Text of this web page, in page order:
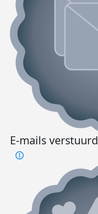
E-mails verstuurd